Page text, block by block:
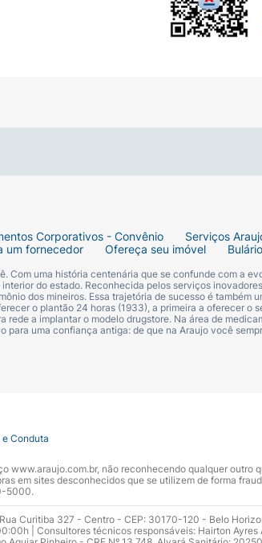
Corporativos - Convênio Serviços
um fornecedor Ofereça seu imóvel Bulário
Com uma história centenária que se confunde com a
do estado. Reconhecida pelos serviços
dos mineiros. Essa trajetória de sucesso é também
o plantão 24 horas (1933), a primeira a oferecer o
a implantar o modelo drugstore. Na área de
para uma confiança antiga: de que na Araujo você
Conduta
www.araujo.com.br, não reconhecendo qualquer outro
em sites desconhecidos que se utilizem de forma
5000.
Curitiba 327 - Centro - CEP: 30170-120 - Belo
| Consultores técnicos responsáveis: Hairton Ayres